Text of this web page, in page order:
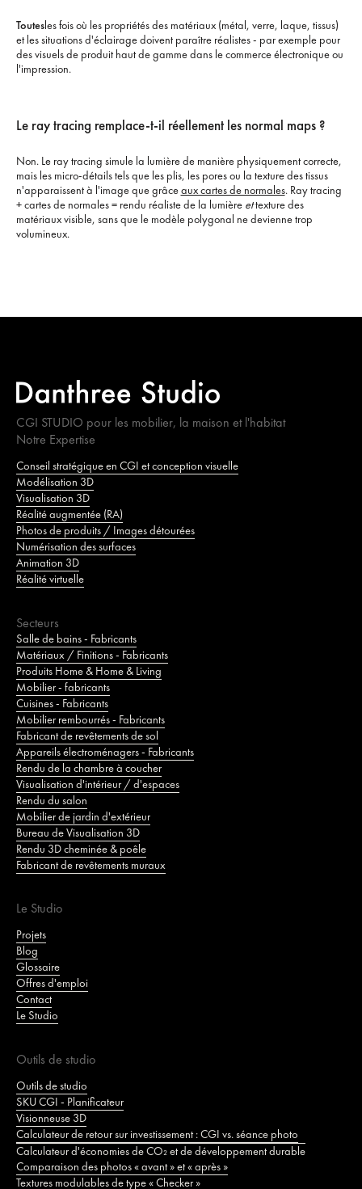
‍‍Toutesles fois où les propriétés des matériaux (métal, verre, laque, tissus)
et les situations d'éclairage doivent paraître réalistes - par exemple pour
des visuels de produit haut de gamme dans le commerce électronique ou
l'impression.
Le ray tracing remplace-t-il réellement les normal maps ?
Non. Le ray tracing simule la lumière de manière physiquement correcte,
mais les micro-détails tels que les plis, les pores ou la texture des tissus
n'apparaissent à l'image que grâceaux cartes de normales. Ray tracing
+ cartes de normales = rendu réaliste de la lumière ettexture des
matériaux visible, sans que le modèle polygonal ne devienne trop
volumineux.
CGI STUDIO pour les mobilier, la maison et l'habitat
Notre Expertise
Conseil stratégique en CGI et conception visuelle
Modélisation 3D
Visualisation 3D
Réalité augmentée (RA)
Photos de produits / Images détourées
Numérisation des surfaces
Animation 3D
Réalité virtuelle
Secteurs
Salle de bains - Fabricants
Matériaux / Finitions - Fabricants
Produits Home & Home & Living
Mobilier - fabricants
Cuisines - Fabricants
Mobilier rembourrés - Fabricants
Fabricant de revêtements de sol
Appareils électroménagers - Fabricants
Rendu de la chambre à coucher
Visualisation d'intérieur / d'espaces
Rendu du salon
Mobilier de jardin d'extérieur
Bureau de Visualisation 3D
Rendu 3D cheminée & poêle
Fabricant de revêtements muraux
Le Studio
Projets
Blog
Glossaire
Offres d'emploi
Contact
Le Studio
Outils de studio
Outils de studio
SKU CGI - Planificateur
Visionneuse 3D
Calculateur de retour sur investissement : CGI vs. séance photo
Calculateur d'économies de CO₂ et de développement durable
Comparaison des photos « avant » et « après »
Textures modulables de type « Checker »